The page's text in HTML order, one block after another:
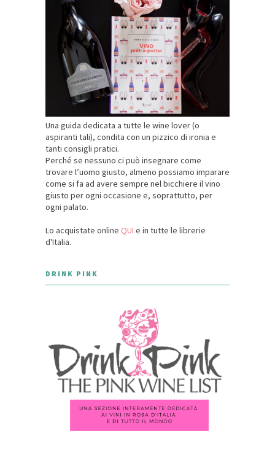
Una guida dedicata a tutte le wine lover (o
aspiranti tali), condita con un pizzico di ironia e
tanti consigli pratici.
Perché se nessuno ci può insegnare come
trovare l’uomo giusto, almeno possiamo imparare
come si fa ad avere sempre nel bicchiere il vino
giusto per ogni occasione e, soprattutto, per
ogni palato.
Lo acquistate online QUI e in tutte le librerie
d'Italia.
DRINK PINK